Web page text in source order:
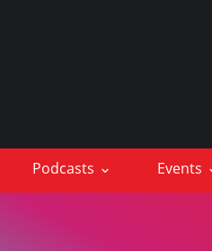
Podcasts Events